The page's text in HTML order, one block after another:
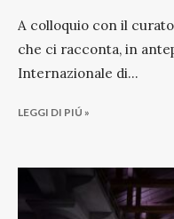
A colloquio con il
che ci racconta, in
Internazionale di...
LEGGI DI PIÚ »